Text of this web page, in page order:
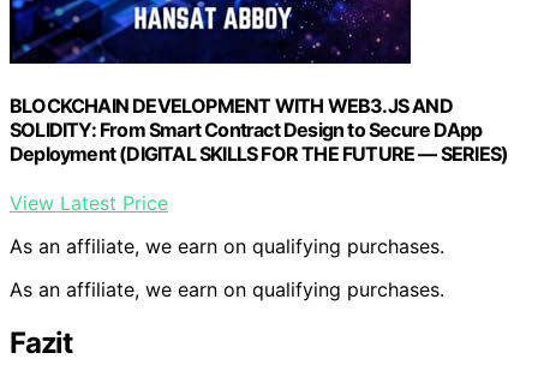
BLOCKCHAIN DEVELOPMENT WITH WEB3.JS AND
SOLIDITY: From Smart Contract Design to Secure DApp
Deployment (DIGITAL SKILLS FOR THE FUTURE — SERIES)
View Latest Price
As an affiliate, we earn on qualifying purchases.
As an affiliate, we earn on qualifying purchases.
Fazit